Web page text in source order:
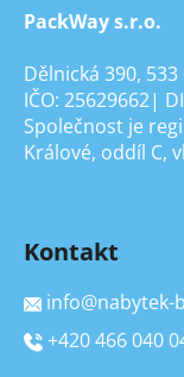
PackWay s.r.o.
Dělnická 390,
IČO: 25629662|
Společnost je
Králové, oddíl C,
Kontakt
info@nabytek-
+420 466 040